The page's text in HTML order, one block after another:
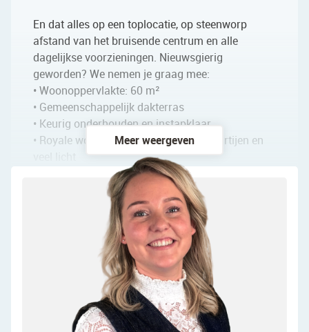
En dat alles op een toplocatie, op steenworp
afstand van het bruisende centrum en alle
dagelijkse voorzieningen. Nieuwsgierig
geworden? We nemen je graag mee:
• Woonoppervlakte: 60 m²
• Gemeenschappelijk dakterras
• Keurig onderhouden en instapklaar
• Royale woonkamer met grote raampartijen en
• Moderne open keuken met diverse
inbouwapparatuur
• Volwaardige slaapkamer met grote raampartij
• Nette badkamer met toilet, wastafel en
• Fantastische lichtinval en vrij uitzicht
Indeling van het appartement
Begane grond:
Meer weergeven